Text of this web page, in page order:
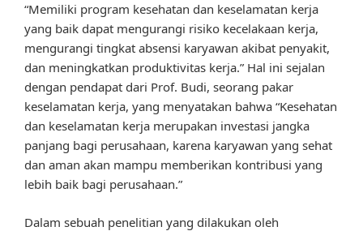
“Memiliki program kesehatan dan keselamatan kerja
yang baik dapat mengurangi risiko kecelakaan kerja,
mengurangi tingkat absensi karyawan akibat penyakit,
dan meningkatkan produktivitas kerja.” Hal ini sejalan
dengan pendapat dari Prof. Budi, seorang pakar
keselamatan kerja, yang menyatakan bahwa “Kesehatan
dan keselamatan kerja merupakan investasi jangka
panjang bagi perusahaan, karena karyawan yang sehat
dan aman akan mampu memberikan kontribusi yang
lebih baik bagi perusahaan.”
Dalam sebuah penelitian yang dilakukan oleh